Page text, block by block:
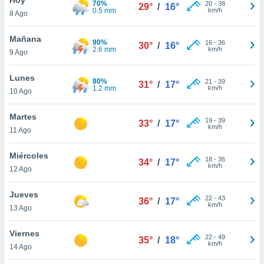
y
en
más
de
8 Ago
70%
0.5 mm
29° / 16° 20- 38
km/h
Mañana
9 Ago
90%
2.6 mm
30° / 16° 16- 36
km/h
Lunes
10 Ago
80%
1.2 mm
31° / 17° 21 - 39
km/h
Martes
11 Ago
33° / 17° 19- 39
km/h
Miércoles
12 Ago
34° / 17° 18- 36
km/h
Jueves
13 Ago
36° / 17° 22- 43
km/h
Viernes
14 Ago
35° / 18° 22- 49
km/h